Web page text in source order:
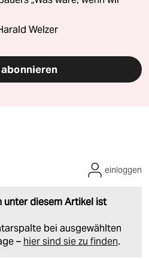
Welzer
unter diesem Artikel ist
bei ausgewählten
– hier sind sie zu finden.
einloggen